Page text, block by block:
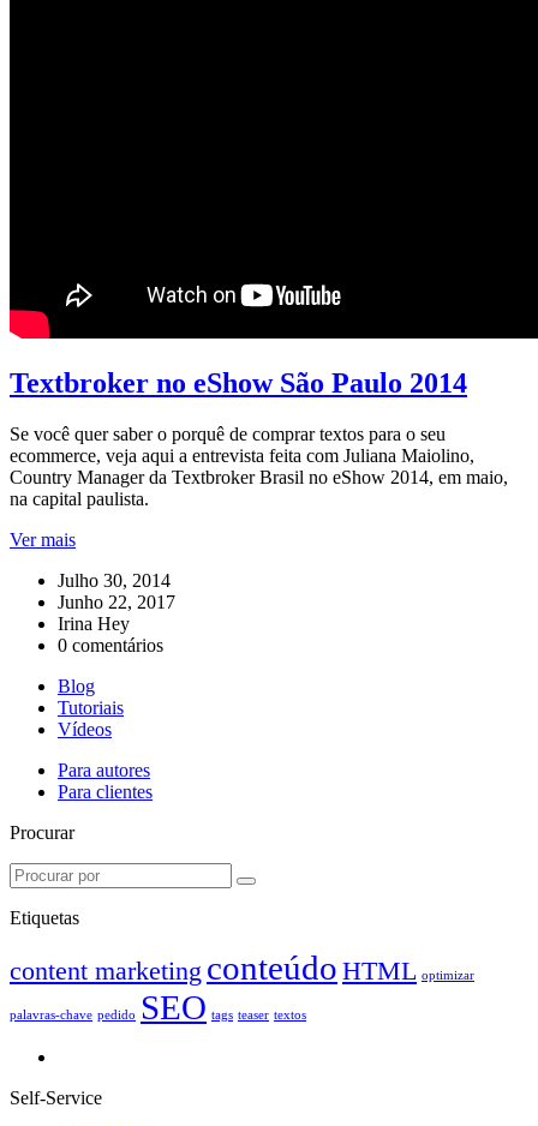
Textbroker no eShow São Paulo 2014
Se você quer saber o porquê de comprar textos para o seu
ecommerce, veja aqui a entrevista feita com Juliana Maiolino,
Country Manager da Textbroker Brasil no eShow 2014, em maio,
na capital paulista.
Ver mais
Julho 30, 2014
Junho 22, 2017
Irina Hey
0 comentários
Blog
Tutoriais
Vídeos
Para autores
Para clientes
Procurar
Etiquetas
content marketing conteúdo HTML optimizar
palavras-chave pedido SEO tags teaser textos
Self-Service